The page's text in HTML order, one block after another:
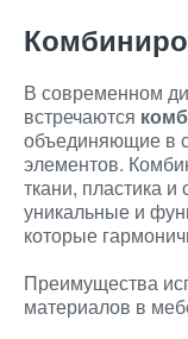
В современном
встречаются
объединяющие в
элементов.
ткани, пластика и
уникальные и
которые
Преимущества
материалов в